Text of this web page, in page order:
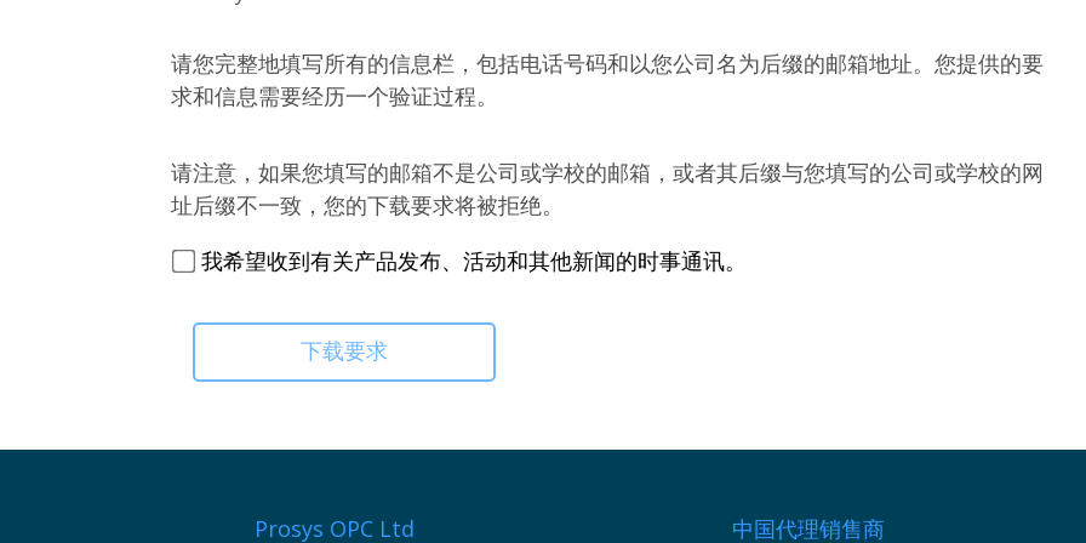
请您完整地填写所有的信息栏，包括电话号码和以您公司名为后缀的邮箱地址。您提供的要
求和信息需要经历一个验证过程。
请注意，如果您填写的邮箱不是公司或学校的邮箱，或者其后缀与您填写的公司或学校的网
址后缀不一致，您的下载要求将被拒绝。
我希望收到有关产品发布、活动和其他新闻的时事通讯。
Prosys OPC Ltd 中国代理销售商